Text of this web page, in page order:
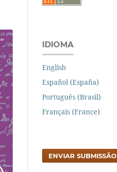
IDIOMA
English
Español (España)
Português (Brasil)
Français (France)
ENVIAR SUBMISSÃO